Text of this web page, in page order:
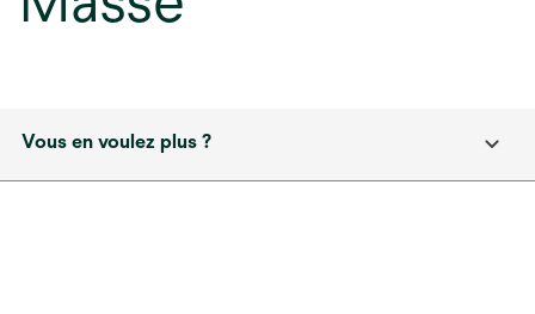
Vous en voulez plus ?